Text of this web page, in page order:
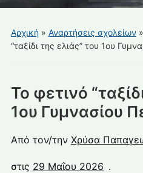
μενού
για
κινητά
Αρχική» Αναρτήσεις σχολείων»
“ταξίδι της ελιάς” του 1ου
Το φετινό
1ου Γυμνασίου
Από τον/την Χρύσα
στις 29 Μαΐου 2026 .